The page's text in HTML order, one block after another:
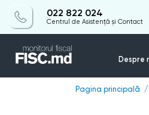
022 822 024
Centrul de Asistență și Contact
Despre
Pagina principală